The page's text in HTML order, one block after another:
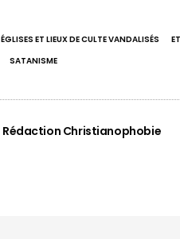
ÉGLISES ET LIEUX DE CULTE VANDALISÉS
SATANISME
Rédaction Christianophobie